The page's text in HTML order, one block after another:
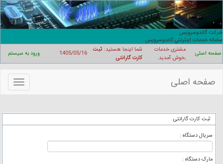
گاندوسرويس
خدمات اينترنتي گاندوسرويس
صفحه اصلی
مشتری خدمات
,خوش آمدید.
شما اینجا هستید: ثبت
کارت گارانتی
1405/05/16 ورود به سیستم
منوهای
سایت
صفحه اصلی
ثبت کارت گارانتی
سریال دستگاه :
مارک دستگاه :